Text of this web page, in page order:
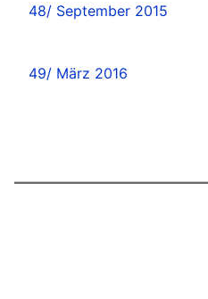
48/ September 2015
49/ März 2016